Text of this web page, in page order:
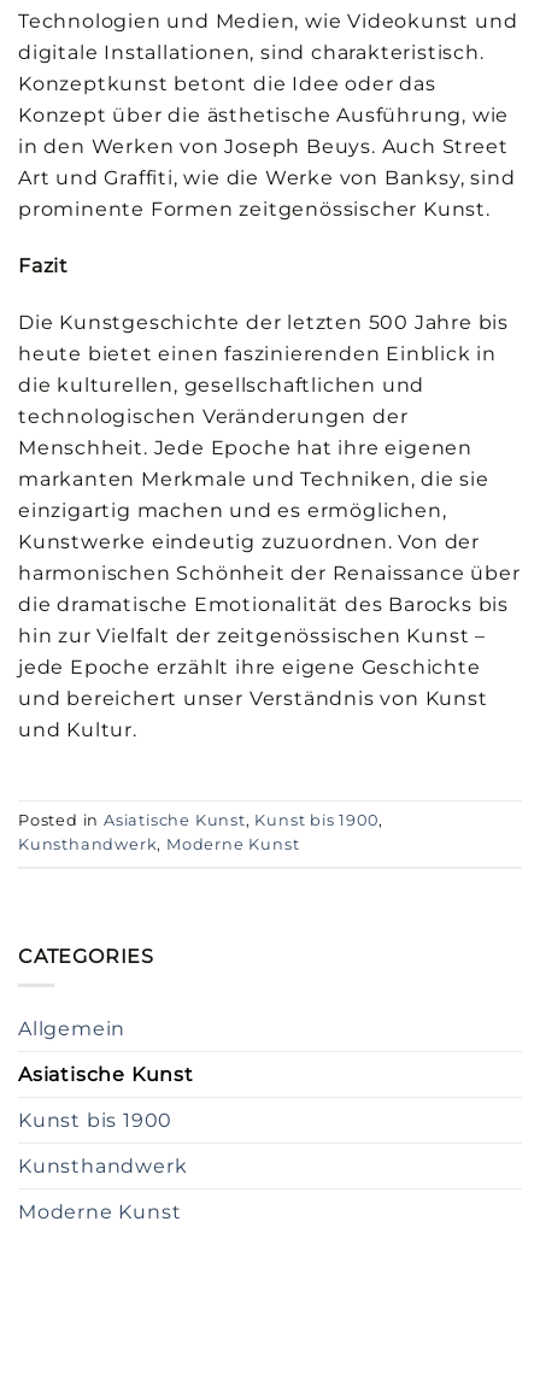
Technologien und Medien, wie Videokunst und
digitale Installationen, sind charakteristisch.
Konzeptkunst betont die Idee oder das
Konzept über die ästhetische Ausführung, wie
in den Werken von Joseph Beuys. Auch Street
Art und Graffiti, wie die Werke von Banksy, sind
prominente Formen zeitgenössischer Kunst.
Fazit
Die Kunstgeschichte der letzten 500 Jahre bis
heute bietet einen faszinierenden Einblick in
die kulturellen, gesellschaftlichen und
technologischen Veränderungen der
Menschheit. Jede Epoche hat ihre eigenen
markanten Merkmale und Techniken, die sie
einzigartig machen und es ermöglichen,
Kunstwerke eindeutig zuzuordnen. Von der
harmonischen Schönheit der Renaissance über
die dramatische Emotionalität des Barocks bis
hin zur Vielfalt der zeitgenössischen Kunst –
jede Epoche erzählt ihre eigene Geschichte
und bereichert unser Verständnis von Kunst
und Kultur.
Posted in Asiatische Kunst, Kunst bis 1900,
Kunsthandwerk, Moderne Kunst
CATEGORIES
Allgemein
Asiatische Kunst
Kunst bis 1900
Kunsthandwerk
Moderne Kunst